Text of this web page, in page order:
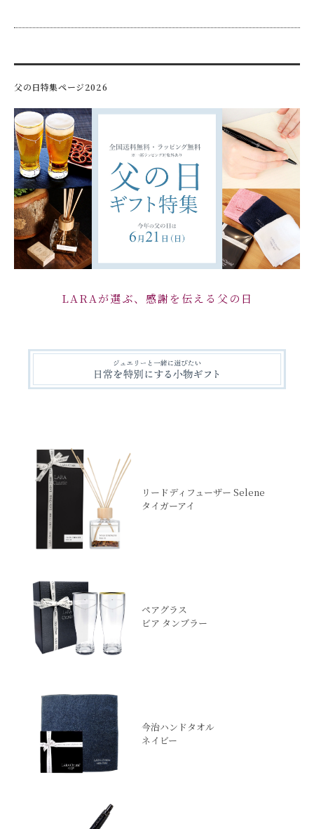
父の日特集ページ2026
LARAが選ぶ、感謝を伝える父の日
リードディフューザー Selene
タイガーアイ
ペアグラス
ビア タンブラー
今治ハンドタオル
ネイビー